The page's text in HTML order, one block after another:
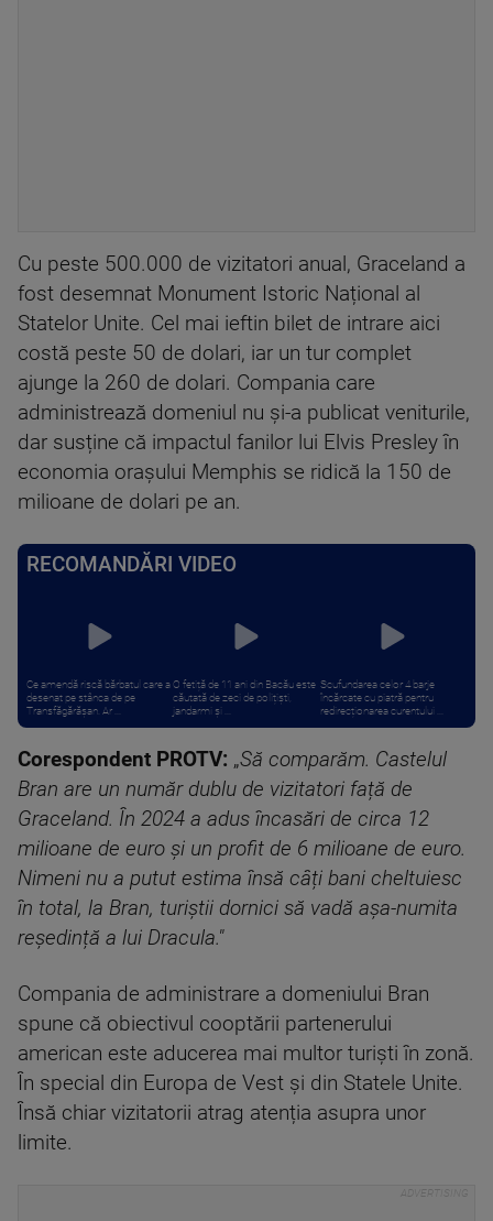
Cu peste 500.000 de vizitatori anual, Graceland a
fost desemnat Monument Istoric Național al
Statelor Unite. Cel mai ieftin bilet de intrare aici
costă peste 50 de dolari, iar un tur complet
ajunge la 260 de dolari. Compania care
administrează domeniul nu și-a publicat veniturile,
dar susține că impactul fanilor lui Elvis Presley în
economia orașului Memphis se ridică la 150 de
milioane de dolari pe an.
RECOMANDĂRI VIDEO
Ce amendă riscă bărbatul care a
desenat pe stânca de pe
Transfăgărășan. Ar ...
O fetiță de 11 ani din Bacău este
căutată de zeci de polițiști,
jandarmi și ...
Scufundarea celor 4 barje
încărcate cu piatră pentru
redirecționarea curentului ...
Corespondent PROTV: „Să comparăm. Castelul
Bran are un număr dublu de vizitatori față de
Graceland. În 2024 a adus încasări de circa 12
milioane de euro și un profit de 6 milioane de euro.
Nimeni nu a putut estima însă câți bani cheltuiesc
în total, la Bran, turiștii dornici să vadă așa-numita
reședință a lui Dracula."
Compania de administrare a domeniului Bran
spune că obiectivul cooptării partenerului
american este aducerea mai multor turiști în zonă.
În special din Europa de Vest și din Statele Unite.
Însă chiar vizitatorii atrag atenția asupra unor
limite.